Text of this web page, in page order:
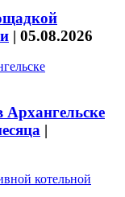
| 05.08.2026
|